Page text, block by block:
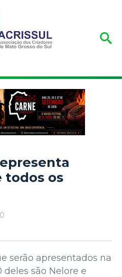
todos os
serão apresentados na
deles são Nelore e